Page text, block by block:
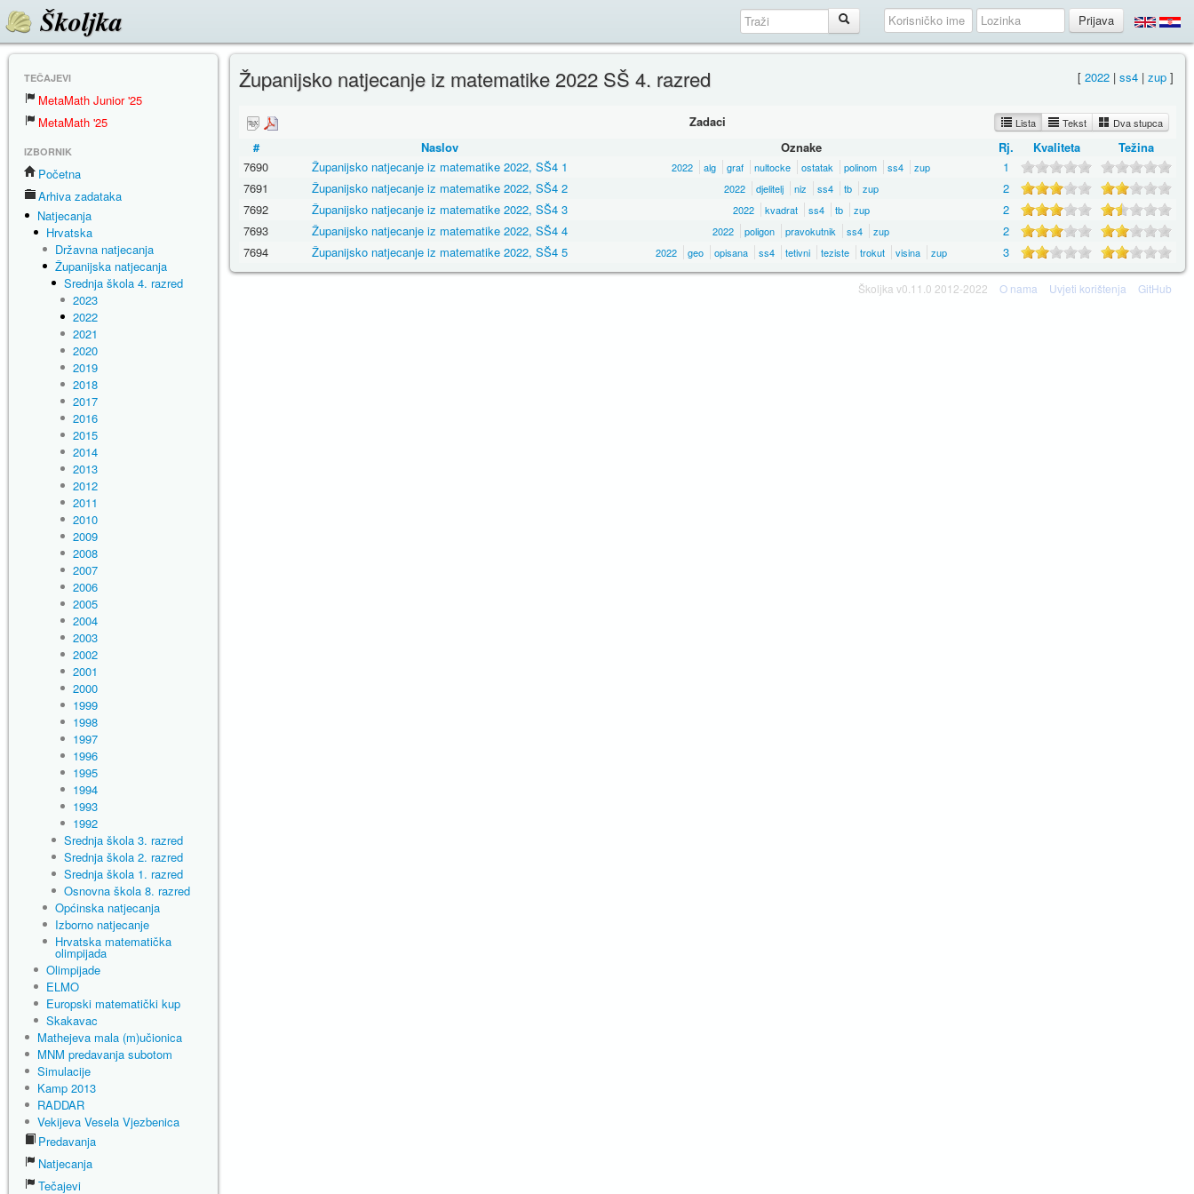
Školjka
TEČAJEVI
MetaMath Junior '25
MetaMath '25
IZBORNIK
Početna
Arhiva zadataka
Natjecanja
Hrvatska
Državna natjecanja
Županijska natjecanja
Srednja škola 4. razred
2023
2022
2021
2020
2019
2018
2017
2016
2015
2014
2013
2012
2011
2010
2009
2008
2007
2006
2005
2004
2003
2002
2001
2000
1999
1998
1997
1996
1995
1994
1993
1992
Srednja škola 3. razred
Srednja škola 2. razred
Srednja škola 1. razred
Osnovna škola 8. razred
Općinska natjecanja
Izborno natjecanje
Hrvatska matematička
olimpijada
Olimpijade
ELMO
Europski matematički kup
Skakavac
Mathejeva mala (m)učionica
MNM predavanja subotom
Simulacije
Kamp 2013
RADDAR
Vekijeva Vesela Vjezbenica
Predavanja
Natjecanja
Tečajevi
Županijsko natjecanje iz matematike 2022 SŠ 4. razred [ 2022 | ss4 | zup ]
Lista Tekst Dva stupca
Zadaci
#
Naslov Oznake Rj. Kvaliteta
Težina
7690
Županijsko natjecanje iz matematike 2022, SŠ4 1 2022 alg graf nultocke ostatak polinom ss4 zup
1
7691
Županijsko natjecanje iz matematike 2022, SŠ4 2 2022 djelitelj niz ss4 tb zup
2
7692
Županijsko natjecanje iz matematike 2022, SŠ4 3 2022 kvadrat ss4 tb zup
2
7693
Županijsko natjecanje iz matematike 2022, SŠ4 4 2022 poligon pravokutnik ss4 zup
2
7694
Županijsko natjecanje iz matematike 2022, SŠ4 5 2022 geo opisana ss4 tetivni teziste trokut visina zup 3
Školjka v0.11.0 2012-2022 O nama Uvjeti korištenja GitHub